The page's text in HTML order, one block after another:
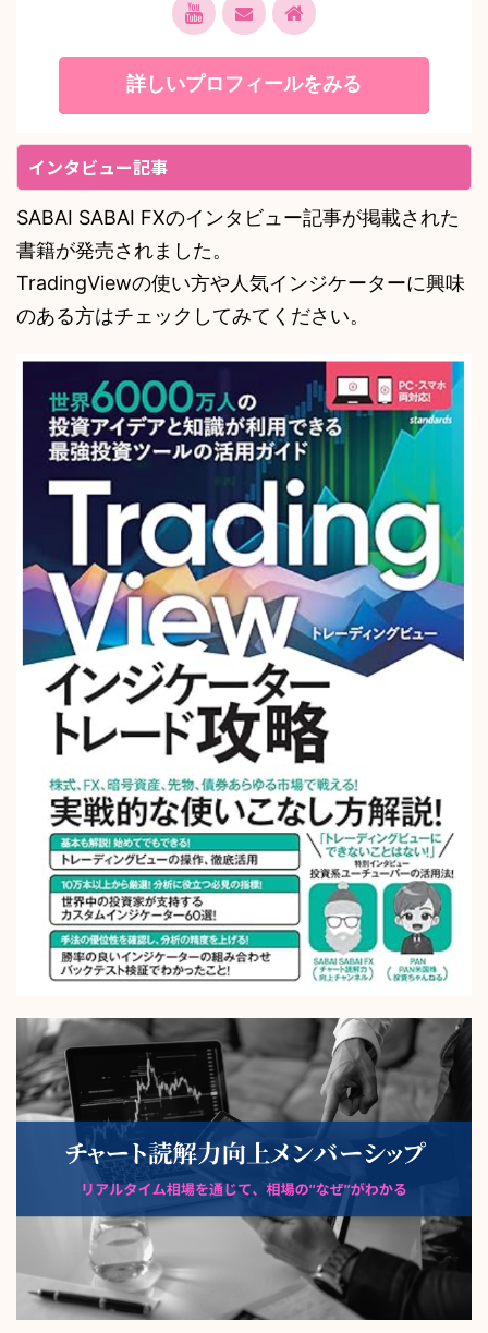
詳しいプロフィールをみる
インタビュー記事
SABAI SABAI FXのインタビュー記事が掲載された
書籍が発売されました。
TradingViewの使い方や人気インジケーターに興味
のある方はチェックしてみてください。